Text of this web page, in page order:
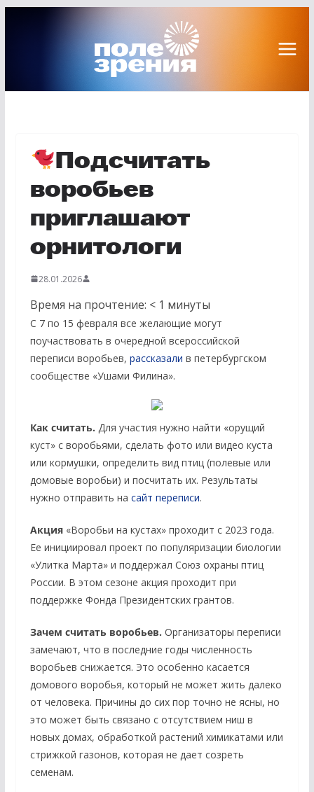
Подсчитать
воробьев
приглашают
орнитологи
28.01.2026
Время на прочтение: < 1 минуты
С 7 по 15 февраля все желающие могут
поучаствовать в очередной всероссийской
переписи воробьев, рассказали в петербургском
сообществе «Ушами Филина».
Как считать. Для участия нужно найти «орущий
куст» с воробьями, сделать фото или видео куста
или кормушки, определить вид птиц (полевые или
домовые воробьи) и посчитать их. Результаты
нужно отправить на сайт переписи.
Акция«Воробьи на кустах» проходит с 2023 года.
Ее инициировал проект по популяризации биологии
«Улитка Марта» и поддержал Союз охраны птиц
России. В этом сезоне акция проходит при
поддержке Фонда Президентских грантов.
Зачем считать воробьев. Организаторы переписи
замечают, что в последние годы численность
воробьев снижается. Это особенно касается
домового воробья, который не может жить далеко
от человека. Причины до сих пор точно не ясны, но
это может быть связано с отсутствием ниш в
новых домах, обработкой растений химикатами или
стрижкой газонов, которая не дает созреть
семенам.